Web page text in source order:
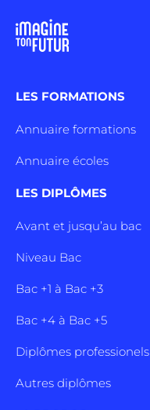
LES FORMATIONS
Annuaire formations
Annuaire écoles
LES DIPLÔMES
Avant et jusqu’au bac
Niveau Bac
Bac +1 à Bac +3
Bac +4 à Bac +5
Diplômes professionels
Autres diplômes